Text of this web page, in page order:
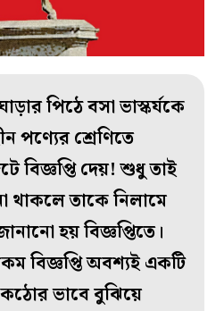
পিঠে বসা ভাস্কর্যকে
পণ্যের শ্রেণিতে
বিজ্ঞপ্তি দেয়! শুধু তাই
থাকলে তাকে নিলামে
হয় বিজ্ঞপ্তিতে।
বিজ্ঞপ্তি অবশ্যই একটি
ভাবে বুঝিয়ে